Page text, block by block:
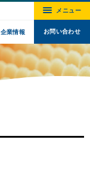
企業情報 お問い合わせ